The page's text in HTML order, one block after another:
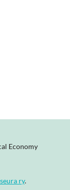
Economy
ry.